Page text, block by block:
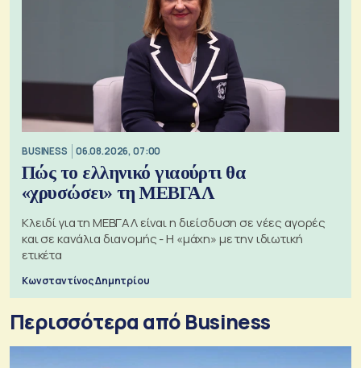
BUSINESS 06.08.2026, 07:00
Πώς το ελληνικό γιαούρτι θα
«χρυσώσει» τη ΜΕΒΓΑΛ
Κλειδί για τη ΜΕΒΓΑΛ είναι η διείσδυση σε νέες αγορές
και σε κανάλια διανομής - Η «μάχη» με την ιδιωτική
ετικέτα
Κωνσταντίνος Δημητρίου
Περισσότερα από Business